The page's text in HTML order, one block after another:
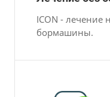
ICON - лечение
бормашины.